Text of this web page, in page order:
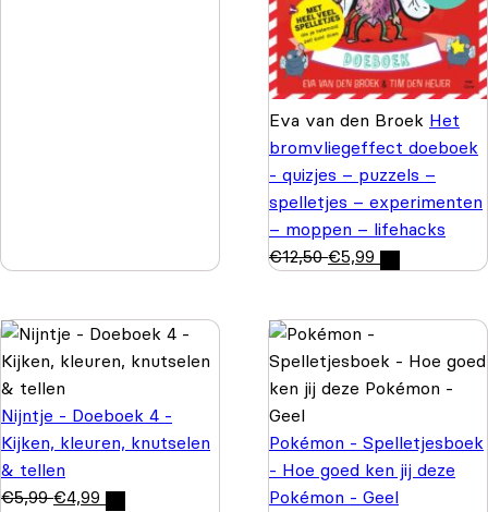
Eva van den Broek Het
bromvliegeffect doeboek
- quizjes – puzzels –
spelletjes – experimenten
– moppen – lifehacks
€12,50 €5,99
Nijntje - Doeboek 4 -
Kijken, kleuren, knutselen
& tellen
€5,99 €4,99
Pokémon - Spelletjesboek
- Hoe goed ken jij deze
Pokémon - Geel